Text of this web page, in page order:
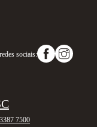
sociais:
7500